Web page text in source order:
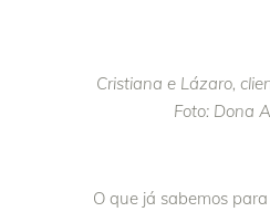
Cristiana e Lázaro,
Foto: Dona
O que já sabemos